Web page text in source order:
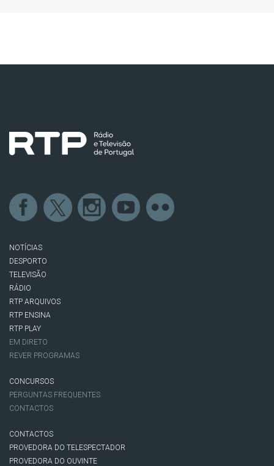
NOTÍCIAS
DESPORTO
TELEVISÃO
RÁDIO
RTP ARQUIVOS
RTP ENSINA
RTP PLAY
EM DIRETO
REVER PROGRAMAS
CONCURSOS
PERGUNTAS FREQUENTES
CONTACTOS
CONTACTOS
PROVEDORA DO TELESPECTADOR
PROVEDORA DO OUVINTE